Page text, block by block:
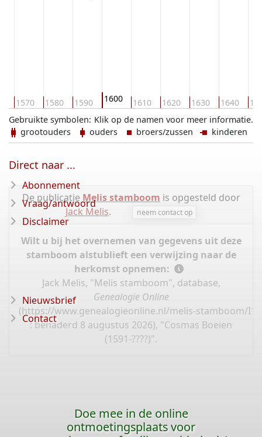
1570 1580 1590 1600 1610 1620 1630 1640
Klik op de namen voor meer informatie.
Gebruikte symbolen:
grootouders
ouders broers/zussen kinderen
De publicatie Melis stamboom is opgesteld door
Jack Melis. neem contact op
Wilt u bij het overnemen van gegevens uit deze
stamboom alstublieft een verwijzing naar de
herkomst opnemen:
Jack Melis, "Melis stamboom", database,
Genealogie Online
(https://www.genealogieonline.nl/melis-stamboom/
: benaderd 8 augustus 2026), "Cosmas Boeien
(1591-????)".
Direct naar ...
Abonnement
Vraag/antwoord
Disclaimer
Nieuwsbrief
Contact
Doe mee in de online
ontmoetingsplaats voor